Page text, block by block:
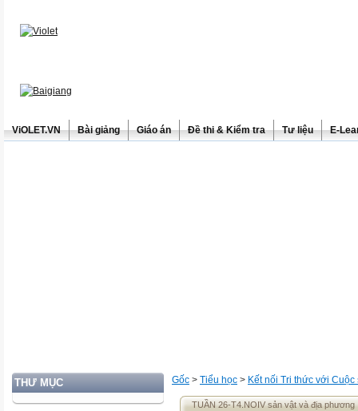
ViOLET.VN Bài giảng Giáo án Đề thi & Kiểm tra Tư liệu E-
THƯ MỤC Gốc > Tiểu học > Kết nối Tri thức với Cuộc
TUẦN 26-T4.NOIV sản vật và địa phương